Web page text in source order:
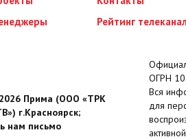
Рейтинг
Прима (ООО «ТРК
г.Красноярск;
нам письмо
ОГРН
Вся
для